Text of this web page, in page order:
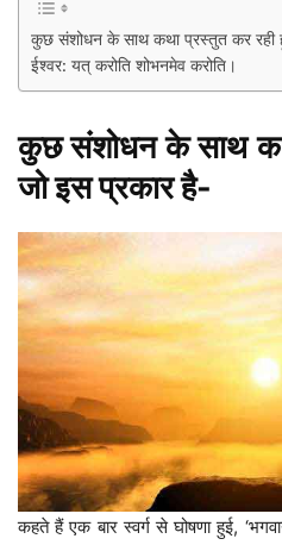
कुछ संशोधन के साथ कथा प्रस्तुत कर रही
ईश्वर: यत् करोति शोभनमेव करोति।
कुछ संशोधन के साथ
जो इस प्रकार है-
कहते हैं एक बार स्वर्ग से घोषणा हुई,